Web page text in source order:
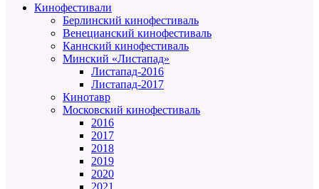
Кинофестивали
Берлинский кинофестиваль
Венецианский кинофестиваль
Каннский кинофестиваль
Минский «Листапад»
Листапад-2016
Листапад-2017
Кинотавр
Московский кинофестиваль
2016
2017
2018
2019
2020
2021